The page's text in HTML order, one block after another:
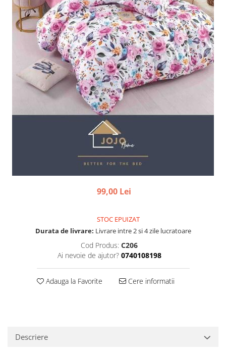
99,00 Lei
STOC EPUIZAT
Durata de livrare: Livrare intre 2 si 4 zile lucratoare
Cod Produs: C206
Ai nevoie de ajutor? 0740108198
Adauga la Favorite Cere informatii
Descriere